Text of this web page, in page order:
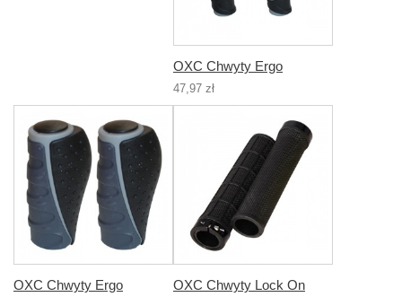
OXC Chwyty Ergo
47,97 zł
OXC Chwyty Ergo
OXC Chwyty Lock On